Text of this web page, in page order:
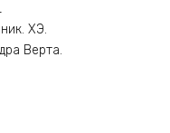
ХЭ.
Верта.